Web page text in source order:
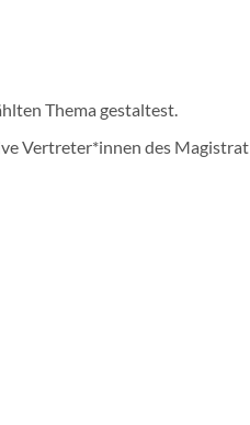
Thema gestaltest.
Vertreter*innen des Magistrat